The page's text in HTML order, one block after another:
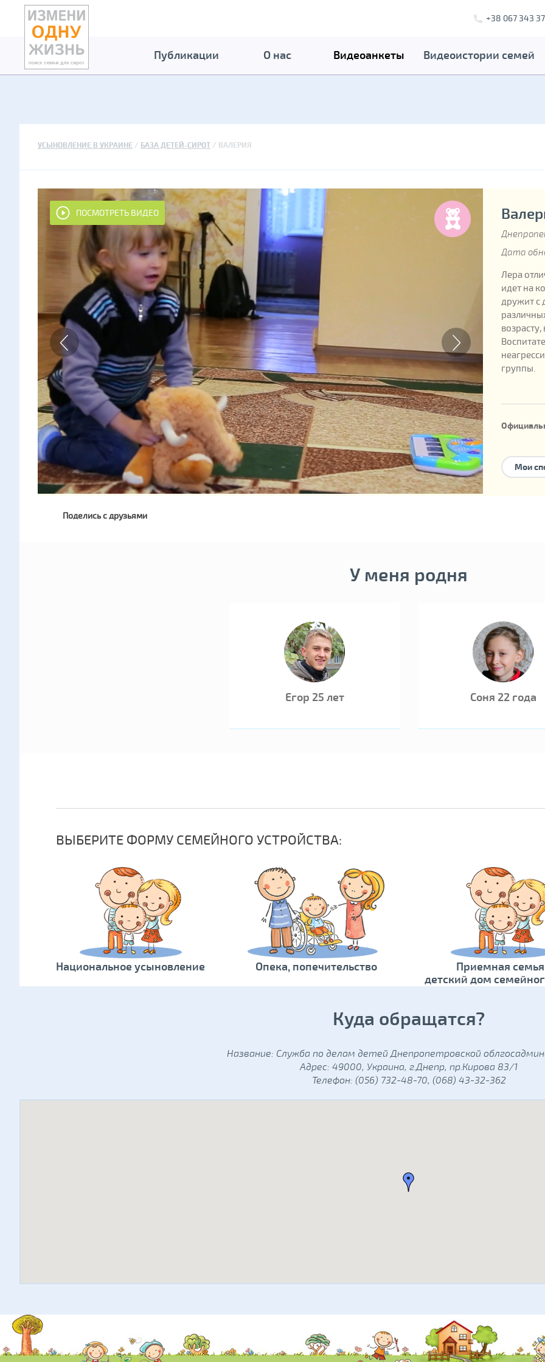
+38 067 343
Публикации О нас Видеоанкеты Видеоистории семей
УСЫНОВЛЕНИЕ В УКРАИНЕ БАЗА ДЕТЕЙ-СИРОТ ВАЛЕРИЯ
ПОСМОТРЕТЬ ВИДЕО
Дата
Лера
идет на
дружит с
группы.
Номер
Мои
Поделись с друзьями
У меня родня
Егор 25 лет Соня 22 года
ВЫБЕРИТЕ ФОРМУ СЕМЕЙНОГО УСТРОЙСТВА:
Национальное усыновление Опека, попечительство
Приемная
детский дом
Куда обращатся?
Название: Служба по делам детей Днепропетровской
Адрес: 49000, Украина, г.Днепр, пр.Кирова 83/1
Телефон: (056) 732-48-70, (068) 43-32-362